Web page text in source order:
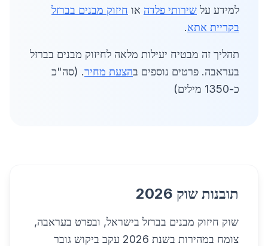
למידע על שירותי פלדה או חיזוק מבנים בברזל
בקריית אתא.
תהליך זה מבטיח יעילות מלאה לחיזוק מבנים בברזל
בעראבה. פרטים נוספים בהצעת מחיר. (סה"כ
כ-1350 מילים)
תובנות שוק 2026
שוק חיזוק מבנים בברזל בישראל, ובפרט בעראבה,
צומח במהירות בשנת 2026 עקב ביקוש גובר